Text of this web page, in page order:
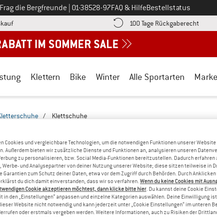
Frag die Bergfreunde Ruf uns an unter
01-38528-97FAQ & HilfeBestellstatus
Finde die Zahlungs-Infos hier! Öffnet sich in einer Infobox
100 Tage Rückgaberecht
Klettern Bike Winter Alle Sportarten
/ Klettschuhe
MIT KLETTVERSCHLUSS
DU HAST UNS EISKALT
Zu den gesetzten Filtern konnten wir leider keine
» Gehe zurück zur vorherigen Seiteund versuche es mit
Cookies und vergleichbare Technologien, um die notwendigen Funktionen unserer Website
Außerdem bieten wir zusätzliche Dienste und Funktionen an, analysieren unseren
zu personalisieren, bzw. Social Media-Funktionen bereitzustellen. Dadurch erfahren
Werbe- und Analysepartner von deiner Nutzung unserer Website; diese sitzen teilweise in
Garantien zum Schutz deiner Daten, etwa vor dem Zugriff durch Behörden. Durch Anklicken
du dich damit einverstanden, dass wir so verfahren. Wenn du keine Cookies mit
Cookie akzeptieren möchtest, dann klicke bitte hier . Du kannst deine Cookie
in den „Einstellungen“ anpassen und einzelne Kategorien auswählen. Deine Einwilligung
Website nicht notwendig und kann jederzeit unter „Cookie Einstellungen“ im unteren
oder erstmals vergeben werden. Weitere Informationen, auch zu Risiken der